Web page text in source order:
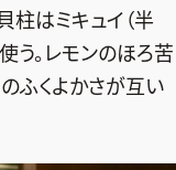
柱はミキュイ（半
う。レモンのほろ苦
ふくよかさが互い